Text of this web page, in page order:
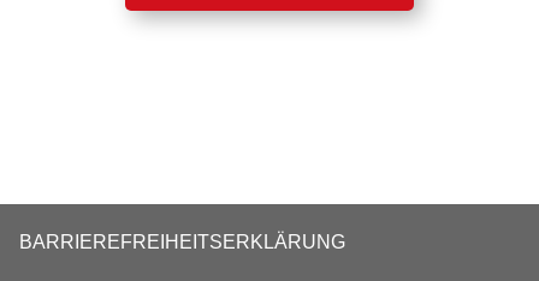
BARRIEREFREIHEITSERKLÄRUNG